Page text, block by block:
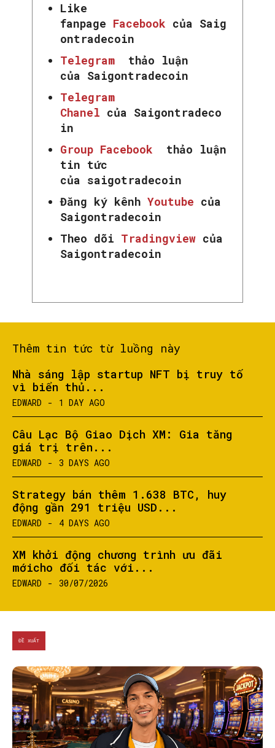
SEARCH...
Like
fanpage Facebook của Saig
ontradecoin
Telegram
thảo luận
của Saigontradecoin
Telegram
Chanel của Saigontradeco
in
Group Facebook
thảo luận
tin tức
của saigotradecoin
Đăng ký kênh Youtube của
Saigontradecoin
Theo dõi Tradingview của
Saigontradecoin
Thêm tin tức từ luồng này
Nhà sáng lập startup NFT bị truy tố
vì biển thủ...
EDWARD - 1 DAY AGO
Câu Lạc Bộ Giao Dịch XM: Gia tăng
giá trị trên...
EDWARD - 3 DAYS AGO
Strategy bán thêm 1.638 BTC, huy
động gần 291 triệu USD...
EDWARD - 4 DAYS AGO
XM khởi động chương trình ưu đãi
mớicho đối tác với...
EDWARD - 30/07/2026
ĐỀ XUẤT